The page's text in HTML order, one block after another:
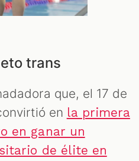
trans
que, el 17 de
en la primera
en ganar un
de élite en